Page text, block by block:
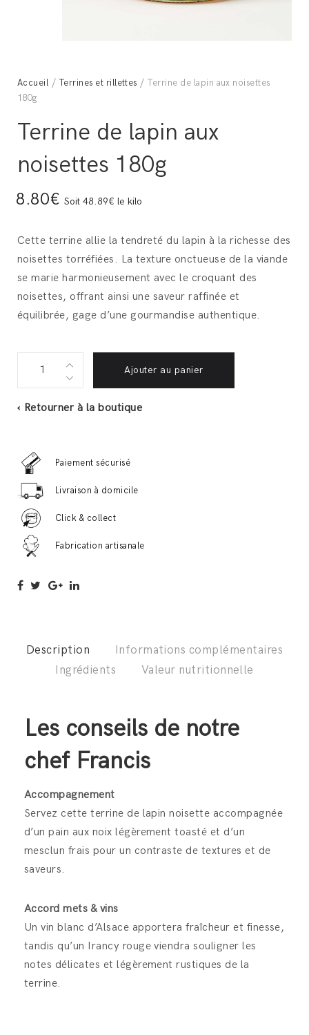
Accueil / Terrines et rillettes / Terrine de lapin aux noisettes
180g
Terrine de lapin aux
noisettes 180g
8.80€ Soit 48.89€ le kilo
Cette terrine allie la tendreté du lapin à la richesse des
noisettes torréfiées. La texture onctueuse de la viande
se marie harmonieusement avec le croquant des
noisettes, offrant ainsi une saveur raffinée et
équilibrée, gage d’une gourmandise authentique.
180g
quantité
Ajouter au panier
‹ Retourner à la boutique
Paiement sécurisé
Livraison à domicile
Click & collect
Fabrication artisanale
Description
Informations complémentaires
Ingrédients
Valeur nutritionnelle
Les conseils de notre
chef Francis
Accompagnement
Servez cette terrine de lapin noisette accompagnée
d’un pain aux noix légèrement toasté et d’un
mesclun frais pour un contraste de textures et de
saveurs.
Accord mets & vins
Un vin blanc d’Alsace apportera fraîcheur et finesse,
tandis qu’un Irancy rouge viendra souligner les
notes délicates et légèrement rustiques de la
terrine.